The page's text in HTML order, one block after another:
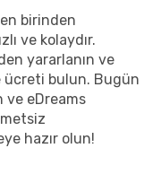
birinden
ve kolaydır.
yararlanın ve
ücreti bulun. Bugün
ve eDreams
hazır olun!